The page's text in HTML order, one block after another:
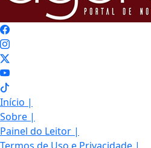
Início |
Sobre |
Painel do Leitor |